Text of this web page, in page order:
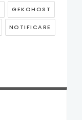
GEKOHOST
NOTIFICARE